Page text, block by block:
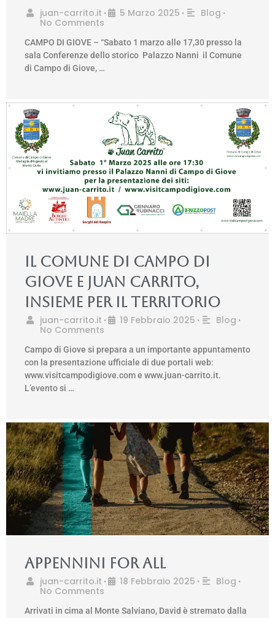
juan-carrito.it • 5 Marzo 2025 • Blog •
No Comments
CAMPO DI GIOVE – “Sabato 1 marzo alle 17,30 presso la
sala Conferenze dello storico Palazzo Nanni il Comune
di Campo di Giove, …
Il comune di Campo di
Giove e Juan Carrito,
insieme per il territorio
juan-carrito.it • 19 Febbraio 2025 • Blog •
No Comments
Campo di Giove si prepara a un importante appuntamento
con la presentazione ufficiale di due portali web:
www.visitcampodigiove.com e www.juan-carrito.it.
L’evento si …
Appennini for all
juan-carrito.it • 18 Febbraio 2025 • Blog •
No Comments
Arrivati in cima al Monte Salviano, David è stremato dalla